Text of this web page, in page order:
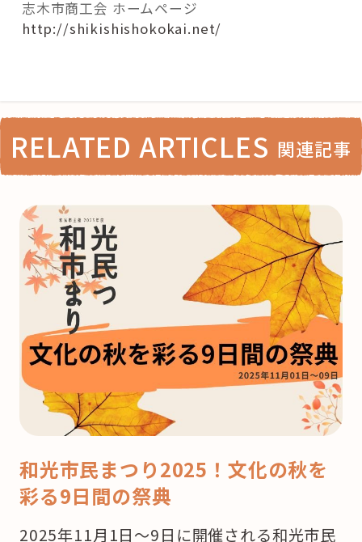
志木市商工会 ホームページ
http://shikishishokokai.net/
RELATED ARTICLES 関連記事
和光市民まつり2025！文化の秋を
彩る9日間の祭典
2025年11月1日～9日に開催される和光市民